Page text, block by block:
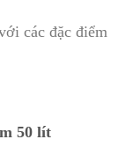
các đặc điểm
50 lít